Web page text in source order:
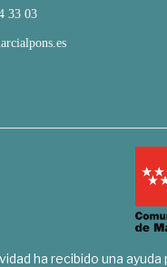
33 03
ha recibido una